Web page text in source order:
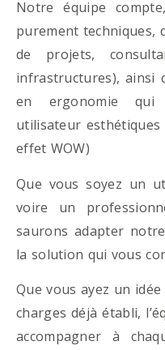
Notre équipe
purement techniques,
de projets,
infrastructures), ainsi
en ergonomie qui
utilisateur
effet WOW)
Que vous soyez un
voire un
saurons adapter
la solution qui vous
Que vous ayez un
charges déjà établi,
accompagner à